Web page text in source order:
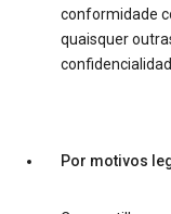
conformidade
quaisquer
Por motivos